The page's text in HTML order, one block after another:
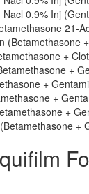
0.9% Inj
21-
(Betamethasone
+
+
+
+
+
+